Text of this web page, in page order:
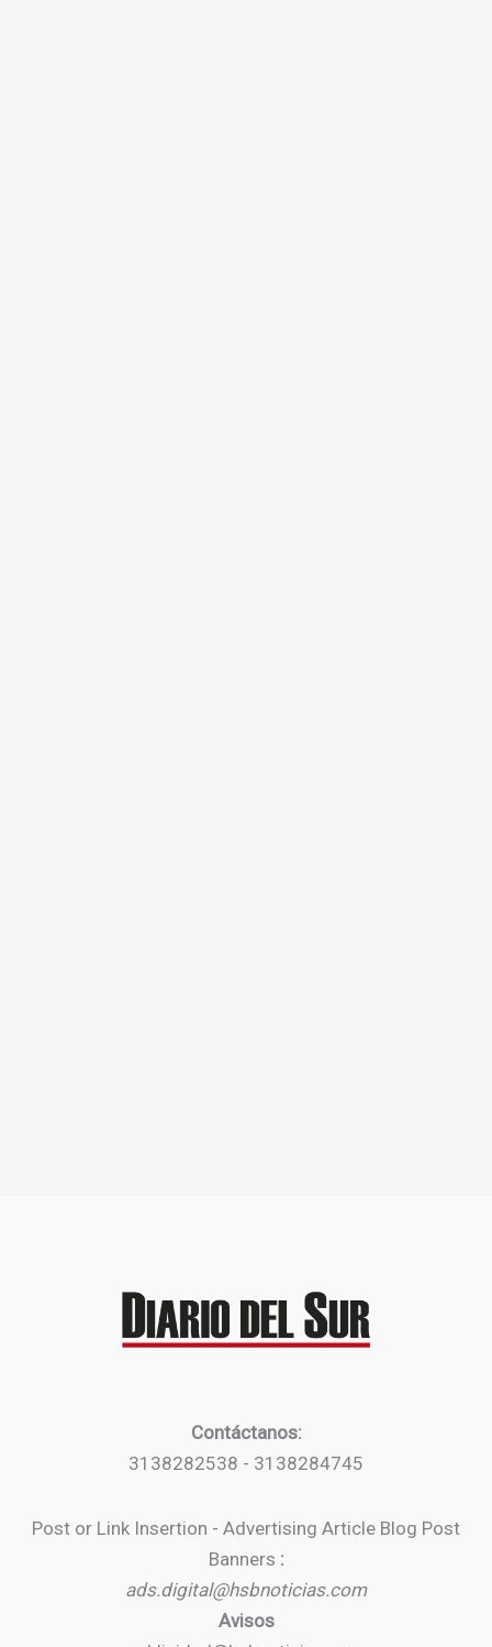
Contáctanos:
3138282538 - 3138284745
Post or Link Insertion - Advertising Article Blog Post
Banners :
ads.digital@hsbnoticias.com
Avisos